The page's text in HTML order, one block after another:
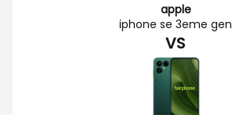
apple
iphone se 3eme gen
VS